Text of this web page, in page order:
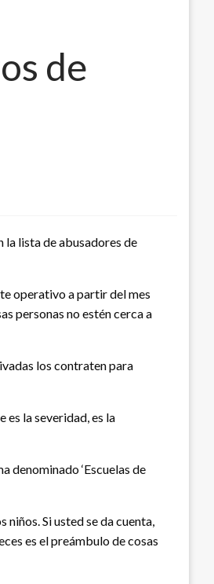
de
la lista de abusadores de
operativo a partir del mes
personas no estén cerca a
los contraten para
es la severidad, es la
denominado ‘Escuelas de
Si usted se da cuenta,
es el preámbulo de cosas